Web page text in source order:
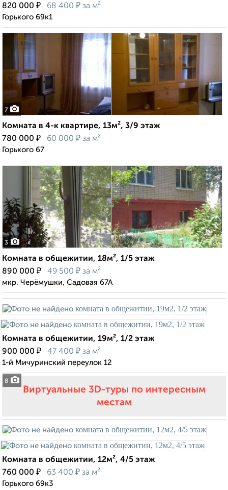
820 000 ₽ 68 400 ₽ за м²
Горького 69к1
7
Комната в 4-к квартире, 13м², 3/9 этаж
780 000 ₽ 60 000 ₽ за м²
Горького 67
3
Комната в общежитии, 18м², 1/5 этаж
890 000 ₽ 49 500 ₽ за м²
мкр. Черёмушки, Садовая 67А
8
Комната в общежитии, 19м², 1/2 этаж
900 000 ₽ 47 400 ₽ за м²
1-й Мичуринский переулок 12
Виртуальные 3D-туры по интересным
местам
Комната в общежитии, 12м², 4/5 этаж
760 000 ₽ 63 400 ₽ за м²
Горького 69к3